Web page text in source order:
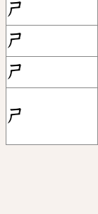
ㄕ
ㄕ
ㄕ
ㄕ